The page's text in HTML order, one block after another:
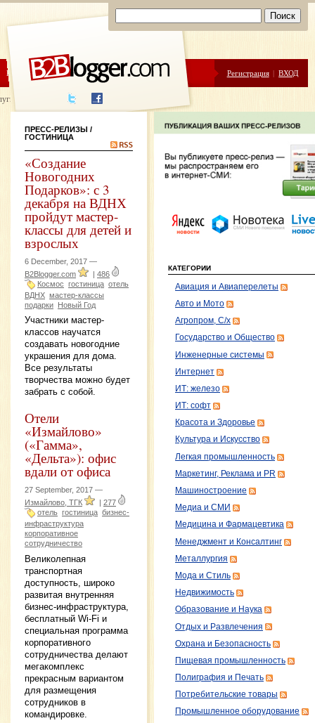
ЦЕНЫ ПОМОЩЬ Регистрация | ВХОД
написания
ПРЕСС-РЕЛИЗЫ /
ГОСТИНИЦА
«Создание
Новогодних
Подарков»: с 3
декабря на ВДНХ
пройдут мастер-
классы для детей и
взрослых
6 December, 2017 —
B2Blogger.com
| 486
Космос гостиница отель
ВДНХ мастер-классы
подарки Новый Год
Участники мастер-
классов научатся
создавать новогодние
украшения для дома.
Все результаты
творчества можно будет
забрать с собой.
Отели
«Измайлово»
(«Гамма»,
«Дельта»): офис
вдали от офиса
27 September, 2017 —
Измайлово, ТГК
| 277
отель гостиница бизнес-
инфраструктура
корпоративное
сотрудничество
Великолепная
транспортная
доступность, широко
развитая внутренняя
бизнес-инфраструктура,
бесплатный Wi-Fi и
специальная программа
корпоративного
сотрудничества делают
мегакомплекс
прекрасным вариантом
для размещения
сотрудников в
командировке.
КАТЕГОРИИ
Авиация и Авиаперелеты
Авто и Мото
Агропром, С/х
Государство и Общество
Инженерные системы
Интернет
ИТ: железо
ИТ: софт
Красота и Здоровье
Культура и Искусство
Легкая промышленность
Маркетинг, Реклама и PR
Машиностроение
Медиа и СМИ
Медицина и Фармацевтика
Менеджмент и Консалтинг
Металлургия
Мода и Стиль
Недвижимость
Образование и Наука
Отдых и Развлечения
Охрана и Безопасность
Пищевая промышленность
Полиграфия и Печать
Потребительские товары
Промышленное оборудование